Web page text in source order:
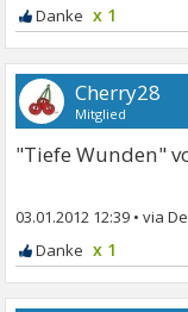
x 1
Cherry28
Mitglied
"Tiefe Wunden"
03.01.2012 12:39 •
x 1